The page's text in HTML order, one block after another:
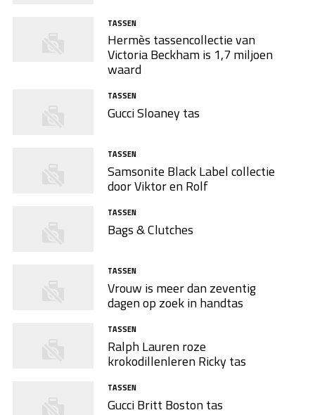
TASSEN
Hermès tassencollectie van
Victoria Beckham is 1,7 miljoen
waard
TASSEN
Gucci Sloaney tas
TASSEN
Samsonite Black Label collectie
door Viktor en Rolf
TASSEN
Bags & Clutches
TASSEN
Vrouw is meer dan zeventig
dagen op zoek in handtas
TASSEN
Ralph Lauren roze
krokodillenleren Ricky tas
TASSEN
Gucci Britt Boston tas